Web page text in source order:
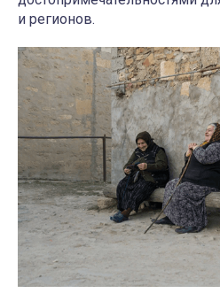
и регионов.